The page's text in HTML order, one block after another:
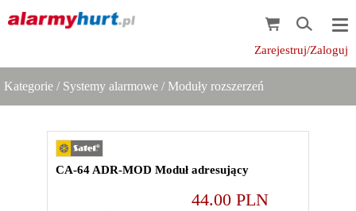
Zarejestruj/Zaloguj
Kategorie / Systemy alarmowe / Moduły rozszerzeń
CA-64 ADR-MOD Moduł adresujący
44.00 PLN